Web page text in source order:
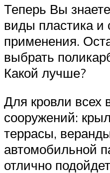
Теперь Вы
виды пластика и
применения.
выбрать
Какой лучше?
Для кровли
сооружений:
террасы,
автомобильной
отлично